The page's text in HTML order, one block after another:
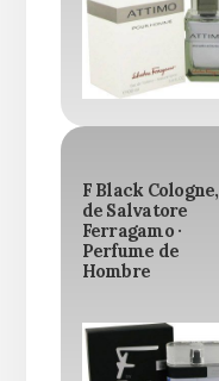
F Black Cologne,
de Salvatore
Ferragamo ·
Perfume de
Hombre